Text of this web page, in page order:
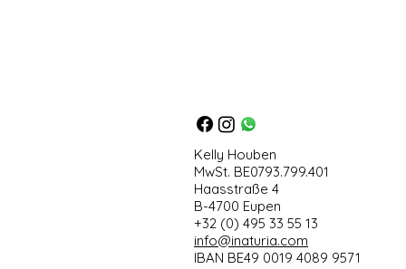
Kelly Houben
MwSt. BE0793.799.401
Haasstraße 4
B-4700 Eupen
+32 (0) 495 33 55 13
info@inaturia.com
IBAN BE49 0019 4089 9571